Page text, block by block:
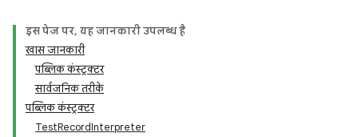
इस पेज पर, यह जानकारी उपलब्ध है
खास जानकारी
पब्लिक कंस्ट्रक्टर
सार्वजनिक तरीके
पब्लिक कंस्ट्रक्टर
TestRecordInterpreter